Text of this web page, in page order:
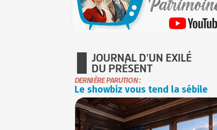
JOURNAL D'UN EXILÉ
DU PRÉSENT
DERNIÈRE PARUTION :
Le showbiz vous tend la sébile